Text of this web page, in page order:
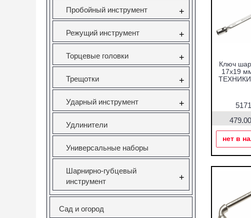
Пробойный инструмент +
Режущий инструмент +
Торцевые головки +
Трещотки +
Ударный инструмент +
Удлинители
Универсальные наборы
Шарнирно-губцевый
инструмент
+
Сад и огород
Ключ
17х19
ТЕХНИКИ
нет в